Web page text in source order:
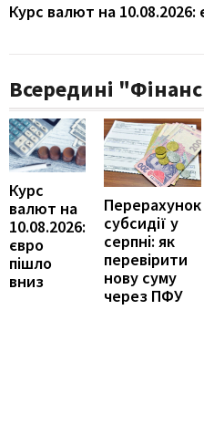
Курс валют на 10.08.2026:
Всередині
Курс
валют на
10.08.2026:
євро
пішло
вниз
Перерахунок
субсидії у
серпні: як
перевірити
нову суму
через ПФУ